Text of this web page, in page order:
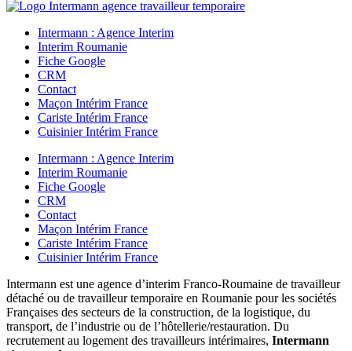
Intermann : Agence Interim
Interim Roumanie
Fiche Google
CRM
Contact
Maçon Intérim France
Cariste Intérim France
Cuisinier Intérim France
Intermann : Agence Interim
Interim Roumanie
Fiche Google
CRM
Contact
Maçon Intérim France
Cariste Intérim France
Cuisinier Intérim France
Intermann est une agence d’interim Franco-Roumaine de travailleur
détaché ou de travailleur temporaire en Roumanie pour les sociétés
Françaises des secteurs de la construction, de la logistique, du
transport, de l’industrie ou de l’hôtellerie/restauration. Du
recrutement au logement des travailleurs intérimaires, Intermann